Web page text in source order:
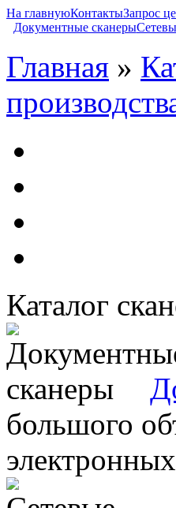
На главнуюКонтактыЗапрос
Документные сканеры
Главная »
Каталог
большого